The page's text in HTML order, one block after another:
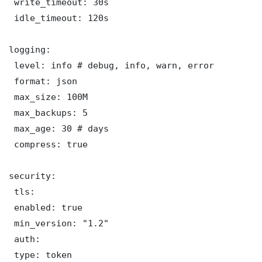
write_timeout: 30s
idle_timeout: 120s
logging:
level: info # debug, info, warn, error
format: json
max_size: 100M
max_backups: 5
max_age: 30 # days
compress: true
security:
tls:
enabled: true
min_version: "1.2"
auth:
type: token